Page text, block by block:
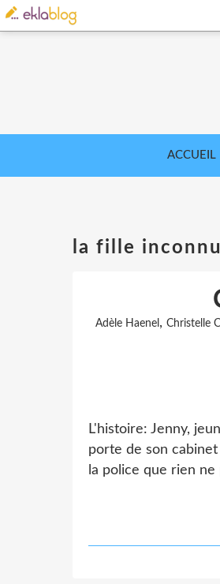
ACCUEIL
la fille
Adèle Haenel, Christelle
L'histoire: Jenny,
porte de son
la police que rien